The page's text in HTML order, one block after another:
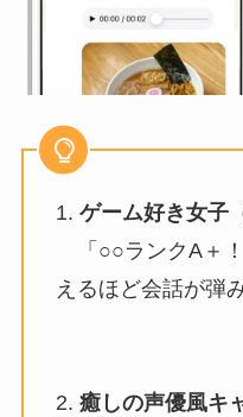
1. ゲーム好き女子
「○○ランクA＋
えるほど会話が弾
2. 癒しの声優風キ